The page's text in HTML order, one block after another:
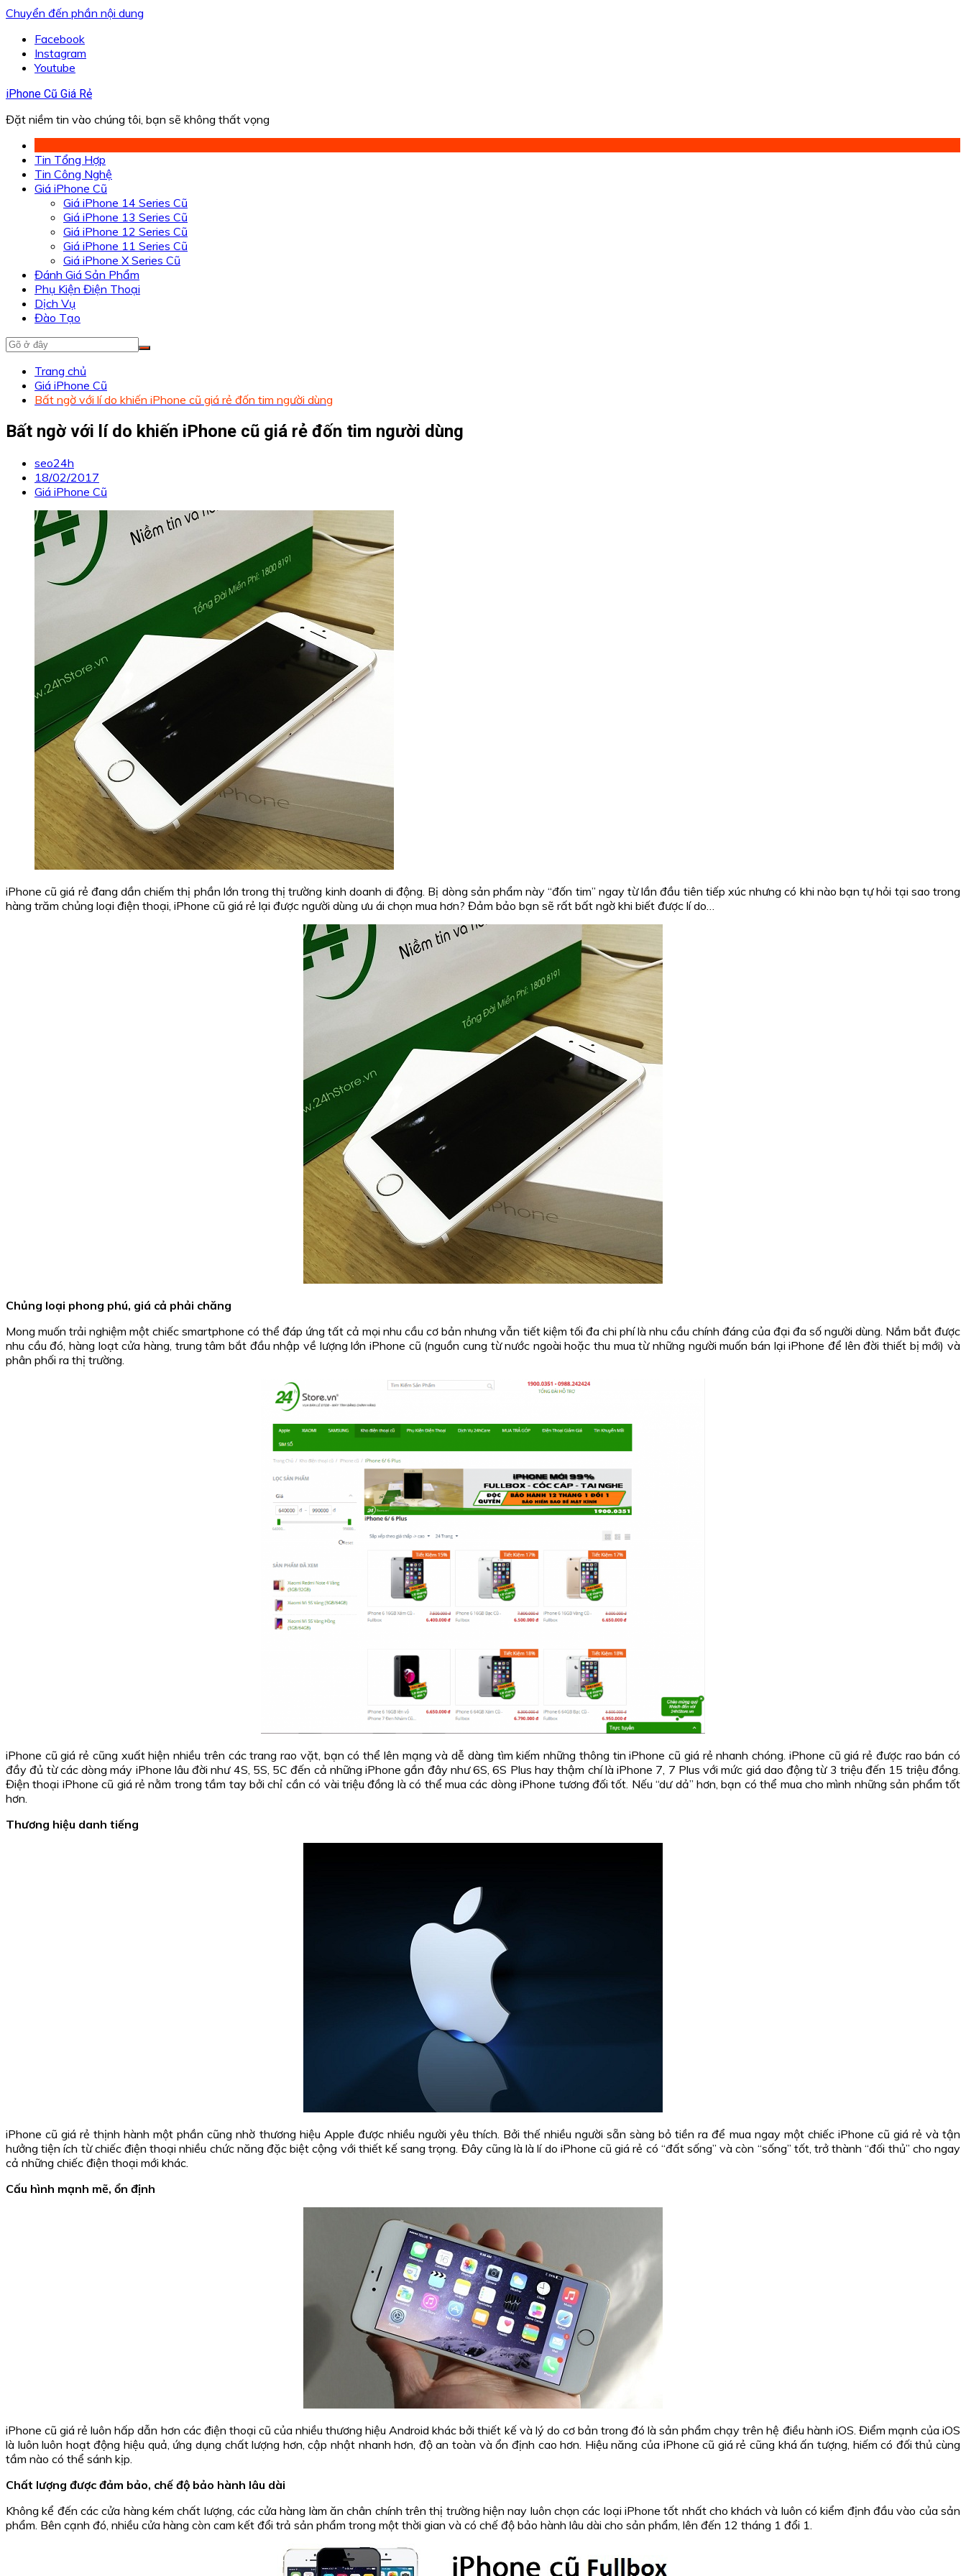
Chuyển đến phần nội dung
Facebook
Instagram
Youtube
iPhone Cũ Giá Rẻ
Đặt niềm tin vào chúng tôi, bạn sẽ không thất vọng
Tin Tổng Hợp
Tin Công Nghệ
Giá iPhone Cũ
Giá iPhone 14 Series Cũ
Giá iPhone 13 Series Cũ
Giá iPhone 12 Series Cũ
Giá iPhone 11 Series Cũ
Giá iPhone X Series Cũ
Đánh Giá Sản Phẩm
Phụ Kiện Điện Thoại
Dịch Vụ
Đào Tạo
Trang chủ
Giá iPhone Cũ
Bất ngờ với lí do khiến iPhone cũ giá rẻ đốn tim người dùng
Bất ngờ với lí do khiến iPhone cũ giá rẻ đốn tim người dùng
seo24h
18/02/2017
Giá iPhone Cũ
iPhone cũ giá rẻ đang dần chiếm thị phần lớn trong thị trường kinh doanh di động. Bị dòng sản phẩm này “đốn tim” ngay từ lần đầu tiên tiếp xúc nhưng có khi nào bạn tự hỏi tại sao trong
hàng trăm chủng loại điện thoại, iPhone cũ giá rẻ lại được người dùng ưu ái chọn mua hơn? Đảm bảo bạn sẽ rất bất ngờ khi biết được lí do…
Chủng loại phong phú, giá cả phải chăng
Mong muốn trải nghiệm một chiếc smartphone có thể đáp ứng tất cả mọi nhu cầu cơ bản nhưng vẫn tiết kiệm tối đa chi phí là nhu cầu chính đáng của đại đa số người dùng. Nắm bắt được
nhu cầu đó, hàng loạt cửa hàng, trung tâm bắt đầu nhập về lượng lớn iPhone cũ (nguồn cung từ nước ngoài hoặc thu mua từ những người muốn bán lại iPhone để lên đời thiết bị mới) và
phân phối ra thị trường.
iPhone cũ giá rẻ cũng xuất hiện nhiều trên các trang rao vặt, bạn có thể lên mạng và dễ dàng tìm kiếm những thông tin iPhone cũ giá rẻ nhanh chóng. iPhone cũ giá rẻ được rao bán có
đầy đủ từ các dòng máy iPhone lâu đời như 4S, 5S, 5C đến cả những iPhone gần đây như 6S, 6S Plus hay thậm chí là iPhone 7, 7 Plus với mức giá dao động từ 3 triệu đến 15 triệu đồng.
Điện thoại iPhone cũ giá rẻ nằm trong tầm tay bởi chỉ cần có vài triệu đồng là có thể mua các dòng iPhone tương đối tốt. Nếu “dư dả” hơn, bạn có thể mua cho mình những sản phẩm tốt
hơn.
Thương hiệu danh tiếng
iPhone cũ giá rẻ thịnh hành một phần cũng nhờ thương hiệu Apple được nhiều người yêu thích. Bởi thế nhiều người sẵn sàng bỏ tiền ra để mua ngay một chiếc iPhone cũ giá rẻ và tận
hưởng tiện ích từ chiếc điện thoại nhiều chức năng đặc biệt cộng với thiết kế sang trọng. Đây cũng là là lí do iPhone cũ giá rẻ có “đất sống” và còn “sống” tốt, trở thành “đối thủ” cho ngay
cả những chiếc điện thoại mới khác.
Cấu hình mạnh mẽ, ổn định
iPhone cũ giá rẻ luôn hấp dẫn hơn các điện thoại cũ của nhiều thương hiệu Android khác bởi thiết kế và lý do cơ bản trong đó là sản phẩm chạy trên hệ điều hành iOS. Điểm mạnh của iOS
là luôn luôn hoạt động hiệu quả, ứng dụng chất lượng hơn, cập nhật nhanh hơn, độ an toàn và ổn định cao hơn. Hiệu năng của iPhone cũ giá rẻ cũng khá ấn tượng, hiếm có đối thủ cùng
tầm nào có thể sánh kịp.
Chất lượng được đảm bảo, chế độ bảo hành lâu dài
Không kể đến các cửa hàng kém chất lượng, các cửa hàng làm ăn chân chính trên thị trường hiện nay luôn chọn các loại iPhone tốt nhất cho khách và luôn có kiểm định đầu vào của sản
phẩm. Bên cạnh đó, nhiều cửa hàng còn cam kết đổi trả sản phẩm trong một thời gian và có chế độ bảo hành lâu dài cho sản phẩm, lên đến 12 tháng 1 đổi 1.